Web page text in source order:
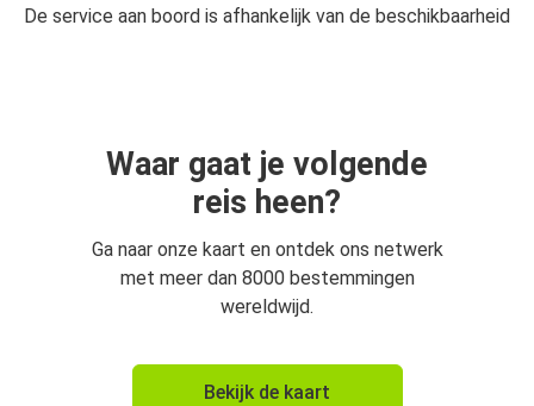
De service aan boord is afhankelijk van de beschikbaarheid
Waar gaat je volgende
reis heen?
Ga naar onze kaart en ontdek ons netwerk
met meer dan 8000 bestemmingen
wereldwijd.
Bekijk de kaart